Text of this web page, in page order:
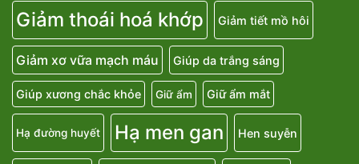
Giảm thoái hoá khớp Giảm tiết mồ hôi
Giảm xơ vữa mạch máu Giúp da trắng sáng
Giúp xương chắc khỏe Giữ ẩm Giữ ẩm mắt
Hạ đường huyết Hạ men gan Hen suyễn